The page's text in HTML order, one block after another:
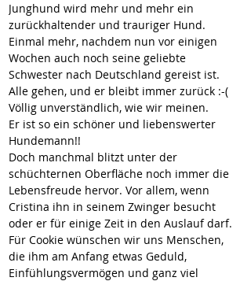
Junghund wird mehr und mehr ein
zurückhaltender und trauriger Hund.
Einmal mehr, nachdem nun vor einigen
Wochen auch noch seine geliebte
Schwester nach Deutschland gereist ist.
Alle gehen, und er bleibt immer zurück :-(
Völlig unverständlich, wie wir meinen.
Er ist so ein schöner und liebenswerter
Hundemann!!
Doch manchmal blitzt unter der
schüchternen Oberfläche noch immer die
Lebensfreude hervor. Vor allem, wenn
Cristina ihn in seinem Zwinger besucht
oder er für einige Zeit in den Auslauf darf.
Für Cookie wünschen wir uns Menschen,
die ihm am Anfang etwas Geduld,
Einfühlungsvermögen und ganz viel